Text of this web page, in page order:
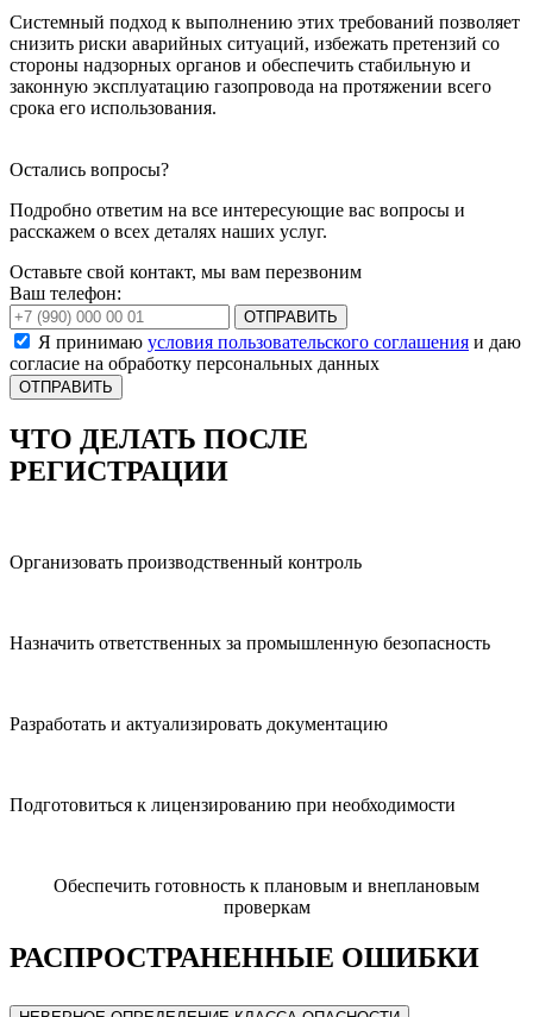
Системный подход к выполнению этих требований позволяет
снизить риски аварийных ситуаций, избежать претензий со
стороны надзорных органов и обеспечить стабильную и
законную эксплуатацию газопровода на протяжении всего
срока его использования.
Остались вопросы?
Подробно ответим на все интересующие вас вопросы и
расскажем о всех деталях наших услуг.
Оставьте свой контакт, мы вам перезвоним
Ваш телефон:
ОТПРАВИТЬ
Я принимаю условия пользовательского соглашения и даю
согласие на обработку персональных данных
ЧТО ДЕЛАТЬ ПОСЛЕ
РЕГИСТРАЦИИ
Организовать производственный контроль
Назначить ответственных за промышленную безопасность
Разработать и актуализировать документацию
Подготовиться к лицензированию при необходимости
Обеспечить готовность к плановым и внеплановым
проверкам
РАСПРОСТРАНЕННЫЕ ОШИБКИ